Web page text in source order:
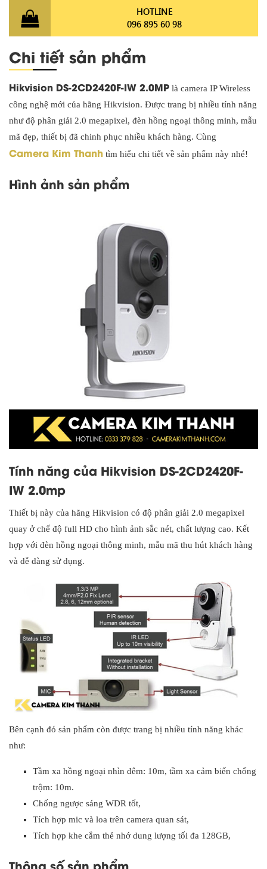
HOTLINE
096 895 60 98
Chi tiết sản phẩm
Hikvision DS-2CD2420F-IW 2.0MP là camera IP Wireless
công nghệ mới của hãng Hikvision. Được trang bị nhiều tính năng
như độ phân giải 2.0 megapixel, đèn hồng ngoại thông minh, mẫu
mã đẹp, thiết bị đã chinh phục nhiều khách hàng. Cùng
Camera Kim Thanh tìm hiểu chi tiết về sản phẩm này nhé!
Hình ảnh sản phẩm
Tính năng của Hikvision DS-2CD2420F-
IW 2.0mp
Thiết bị này của hãng Hikvision có độ phân giải 2.0 megapixel
quay ở chế độ full HD cho hình ảnh sắc nét, chất lượng cao. Kết
hợp với đèn hồng ngoại thông minh, mẫu mã thu hút khách hàng
và dễ dàng sử dụng.
Bên cạnh đó sản phẩm còn được trang bị nhiều tính năng khác
như:
Tầm xa hồng ngoại nhìn đêm: 10m, tầm xa cảm biến chống
trộm: 10m.
Chống ngược sáng WDR tốt,
Tích hợp mic và loa trên camera quan sát,
Tích hợp khe cắm thẻ nhớ dung lượng tối đa 128GB,
Thông số sản phẩm